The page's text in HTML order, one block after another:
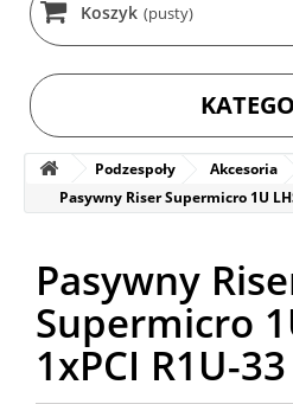
Koszyk (pusty)
Podzespoły Akcesoria
Pasywny Riser Supermicro 1U
Pasywny
Supermicro
1xPCI R1U-33